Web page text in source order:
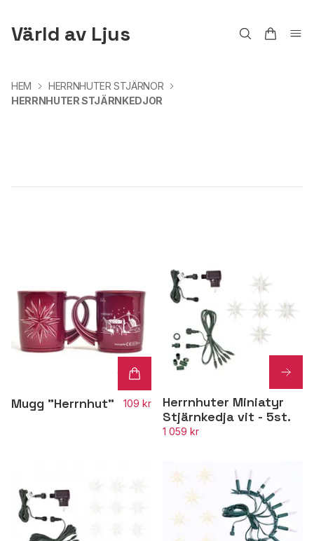
Värld av Ljus
HEM
HERRNHUTER STJÄRNOR
HERRNHUTER STJÄRNKEDJOR
Mugg "Herrnhut" 109 kr
Herrnhuter Miniatyr
Stjärnkedja vit - 5st.
1 059 kr